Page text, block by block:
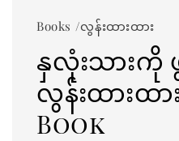
Books /လွန်းထားထား
နှလုံးသားကို
လွန်းထားထာ
Book